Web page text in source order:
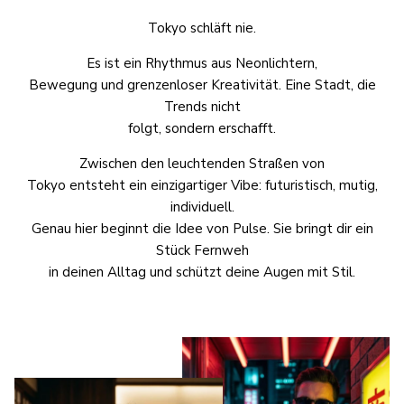
Tokyo schläft nie.
Es ist ein Rhythmus aus Neonlichtern,
Bewegung und grenzenloser Kreativität. Eine Stadt, die
Trends nicht
folgt, sondern erschafft.
Zwischen den leuchtenden Straßen von
Tokyo entsteht ein einzigartiger Vibe: futuristisch, mutig,
individuell.
Genau hier beginnt die Idee von Pulse. Sie bringt dir ein
Stück Fernweh
in deinen Alltag und schützt deine Augen mit Stil.